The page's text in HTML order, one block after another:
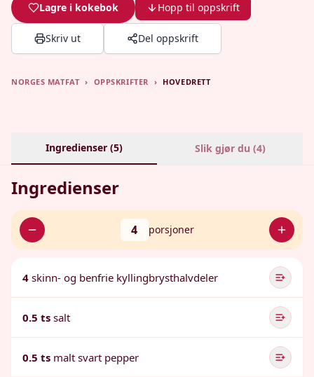
Lagre i kokebok Hopp til oppskrift
Skriv ut Del oppskrift
NORGES MATFAT › OPPSKRIFTER › HOVEDRETT
Ingredienser (5) Slik gjør du (4)
Ingredienser
4 porsjoner
4 skinn- og benfrie kyllingbrysthalvdeler
0.5 ts salt
0.5 ts malt svart pepper